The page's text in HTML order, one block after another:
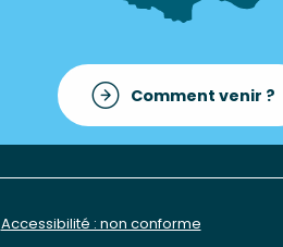
Comment venir ?
Accessibilité : non conforme